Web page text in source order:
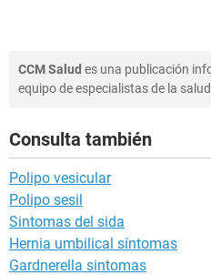
CCM Salud es una publicación
equipo de especialistas de la
Consulta también
Polipo vesicular
Polipo sesil
Sintomas del sida
Hernia umbilical síntomas
Gardnerella sintomas